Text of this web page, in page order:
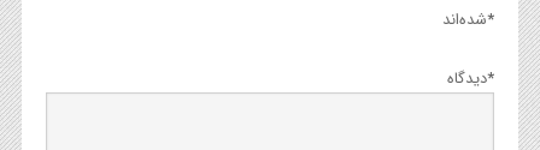
شده‌اند*
دیدگاه*